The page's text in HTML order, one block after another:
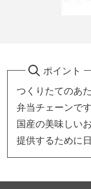
ポイント
つくりたてのあ
弁当チェーンです
国産の美味しい
提供するために